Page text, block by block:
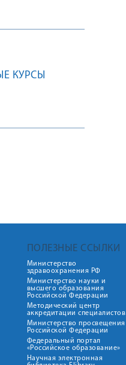
КУРСЫ
ПОЛЕЗНЫЕ ССЫЛКИ
Министерство
здравоохранения РФ
Министерство науки и
высшего образования
Российской Федерации
Методический центр
аккредитации специалистов
Министерство просвещения
Российской Федерации
Федеральный портал
«Российское образование»
Научная электронная